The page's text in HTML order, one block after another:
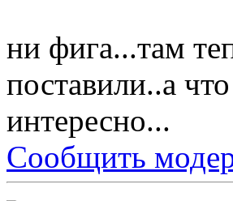
ни фига...там
поставили..а
интересно...
Сообщить